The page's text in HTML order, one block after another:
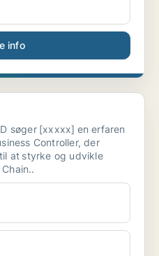
info
søger [xxxxx] en erfaren
Controller, der
at styrke og udvikle